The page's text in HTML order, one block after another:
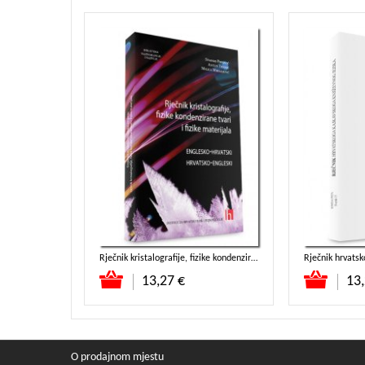
Rječnik kristalografije, fizike kondenzirane tvari i fizike materijala
13,27 € Dodaj u
O prodajnom mjestu